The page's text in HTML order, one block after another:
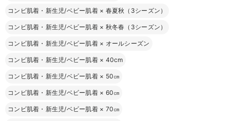
コンビ肌着・新生児/ベビー肌着 × 春夏秋（3シーズン）
コンビ肌着・新生児/ベビー肌着 × 秋冬春（3シーズン）
コンビ肌着・新生児/ベビー肌着 × オールシーズン
コンビ肌着・新生児/ベビー肌着 × 40cm
コンビ肌着・新生児/ベビー肌着 × 50㎝
コンビ肌着・新生児/ベビー肌着 × 60㎝
コンビ肌着・新生児/ベビー肌着 × 70㎝